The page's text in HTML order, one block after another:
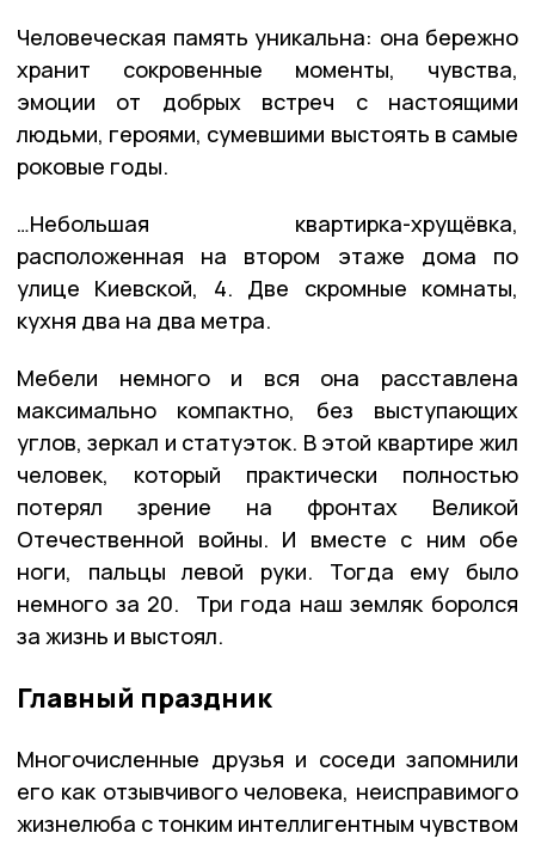
Человеческая память уникальна: она бережно
хранит сокровенные моменты, чувства,
эмоции от добрых встреч с настоящими
людьми, героями, сумевшими выстоять в самые
роковые годы.
…Небольшая квартирка-хрущёвка,
расположенная на втором этаже дома по
улице Киевской, 4. Две скромные комнаты,
кухня два на два метра.
Мебели немного и вся она расставлена
максимально компактно, без выступающих
углов, зеркал и статуэток. В этой квартире жил
человек, который практически полностью
потерял зрение на фронтах Великой
Отечественной войны. И вместе с ним обе
ноги, пальцы левой руки. Тогда ему было
немного за 20. Три года наш земляк боролся
за жизнь и выстоял.
Главный праздник
Многочисленные друзья и соседи запомнили
его как отзывчивого человека, неисправимого
жизнелюба с тонким интеллигентным чувством